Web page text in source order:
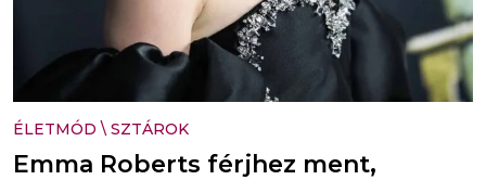
ÉLETMÓD \ SZTÁROK
Emma Roberts férjhez ment,